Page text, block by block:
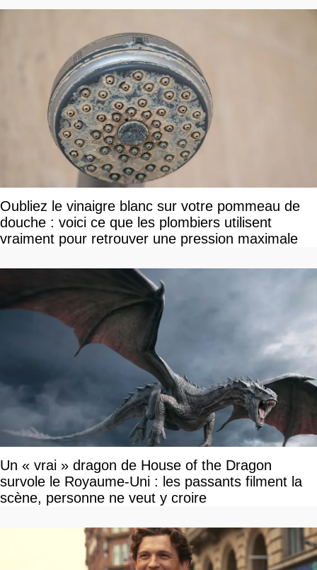
Oubliez le vinaigre blanc sur votre pommeau de
douche : voici ce que les plombiers utilisent
vraiment pour retrouver une pression maximale
Un « vrai » dragon de House of the Dragon
survole le Royaume-Uni : les passants filment la
scène, personne ne veut y croire